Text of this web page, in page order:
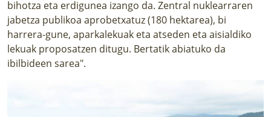
bihotza eta erdigunea izango da. Zentral nuklearraren
jabetza publikoa aprobetxatuz (180 hektarea), bi
harrera-gune, aparkalekuak eta atseden eta aisialdiko
lekuak proposatzen ditugu. Bertatik abiatuko da
ibilbideen sarea".